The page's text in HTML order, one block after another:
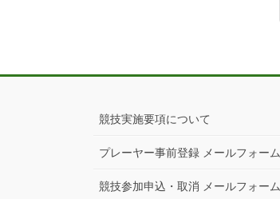
競技実施要項について
プレーヤー事前登録 メールフォーム
競技参加申込・取消 メールフォーム